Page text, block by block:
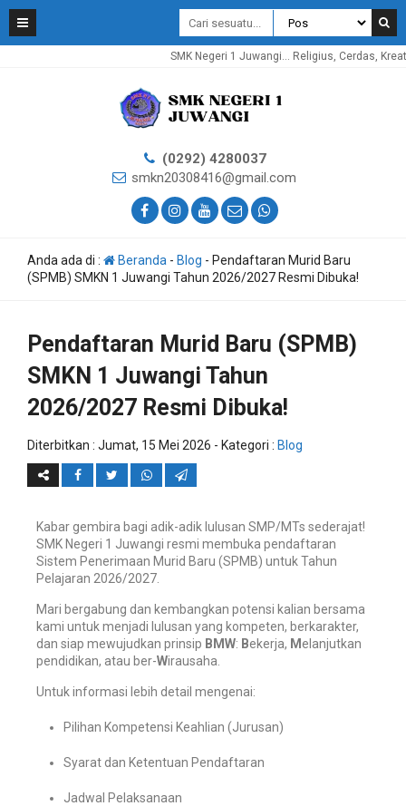
SMK Negeri 1 Juwangi... Religius, Cerdas, Kreatif,
(0292) 4280037
smkn20308416@gmail.com
Anda ada di : Beranda - Blog - Pendaftaran Murid Baru
(SPMB) SMKN 1 Juwangi Tahun 2026/2027 Resmi Dibuka!
Pendaftaran Murid Baru (SPMB)
SMKN 1 Juwangi Tahun
2026/2027 Resmi Dibuka!
Diterbitkan : Jumat, 15 Mei 2026 - Kategori : Blog
Kabar gembira bagi adik-adik lulusan SMP/MTs sederajat!
SMK Negeri 1 Juwangi resmi membuka pendaftaran
Sistem Penerimaan Murid Baru (SPMB) untuk Tahun
Pelajaran 2026/2027.
Mari bergabung dan kembangkan potensi kalian bersama
kami untuk menjadi lulusan yang kompeten, berkarakter,
dan siap mewujudkan prinsip BMW: Bekerja, Melanjutkan
pendidikan, atau ber-Wirausaha.
Untuk informasi lebih detail mengenai:
Pilihan Kompetensi Keahlian (Jurusan)
Syarat dan Ketentuan Pendaftaran
Jadwal Pelaksanaan